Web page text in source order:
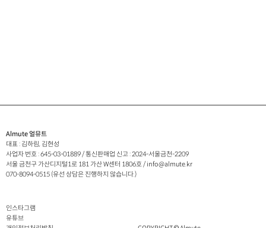
Almute 얼뮤트
대표 : 김하림, 김현성
사업자 번호 :645-03-01889/ 통신판매업 신고 :2024-서울금천-2209
서울 금천구 가산디지털1로 181 가산 W센터 1806호/ info@almute.kr
070-8094-0515 (유선 상담은 진행하지 않습니다.)
인스타그램
유튜브